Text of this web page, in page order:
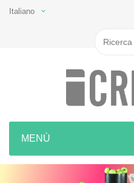
Italiano
MENÙ